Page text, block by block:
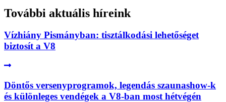
További aktuális híreink
Vízhiány Pismányban: tisztálkodási lehetőséget
biztosít a V8
Döntős versenyprogramok, legendás szaunashow-k
és különleges vendégek a V8-ban most hétvégén